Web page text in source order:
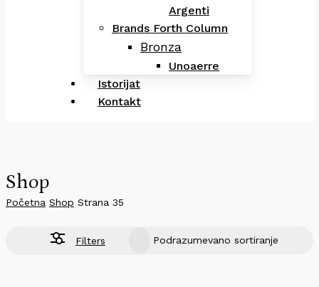
Argenti
Brands Forth Column
Bronza
Unoaerre
Istorijat
Kontakt
Shop
Početna Shop Strana 35
Filters